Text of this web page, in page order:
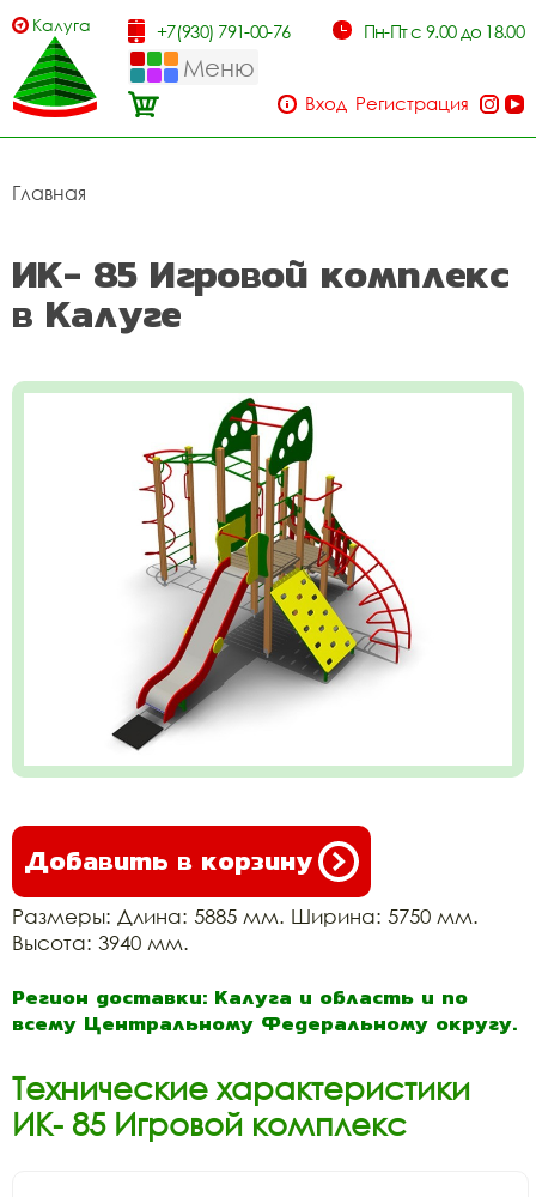
Калуга +7(930) 791-00-76 Пн-Пт с 9.00 до 18.00
Меню
Вход Регистрация
Главная
ИК- 85 Игровой комплекс
в Калуге
Добавить в корзину
Размеры: Длина: 5885 мм. Ширина: 5750 мм.
Высота: 3940 мм.
Регион доставки: Калуга и область и по
всему Центральному Федеральному округу.
Технические характеристики
ИК- 85 Игровой комплекс